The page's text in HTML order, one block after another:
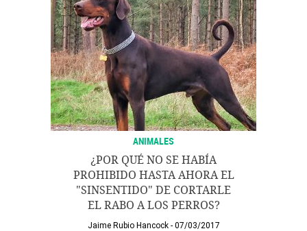
ANIMALES
¿POR QUÉ NO SE HABÍA
PROHIBIDO HASTA AHORA EL
"SINSENTIDO" DE CORTARLE
EL RABO A LOS PERROS?
Jaime Rubio Hancock 07/03/2017